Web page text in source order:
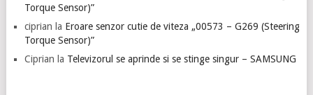
Torque Sensor)”
ciprian la Eroare senzor cutie de viteza „00573 – G269 (Steering
Torque Sensor)”
Ciprian la Televizorul se aprinde si se stinge singur – SAMSUNG